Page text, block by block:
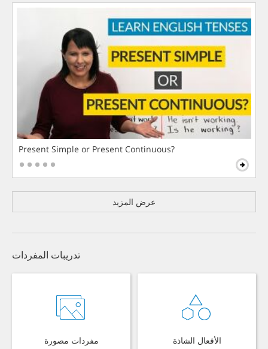
Present Simple or Present Continuous?
عرض المزيد
تدريبات المفردات
مفردات مصورة الأفعال الشاذة